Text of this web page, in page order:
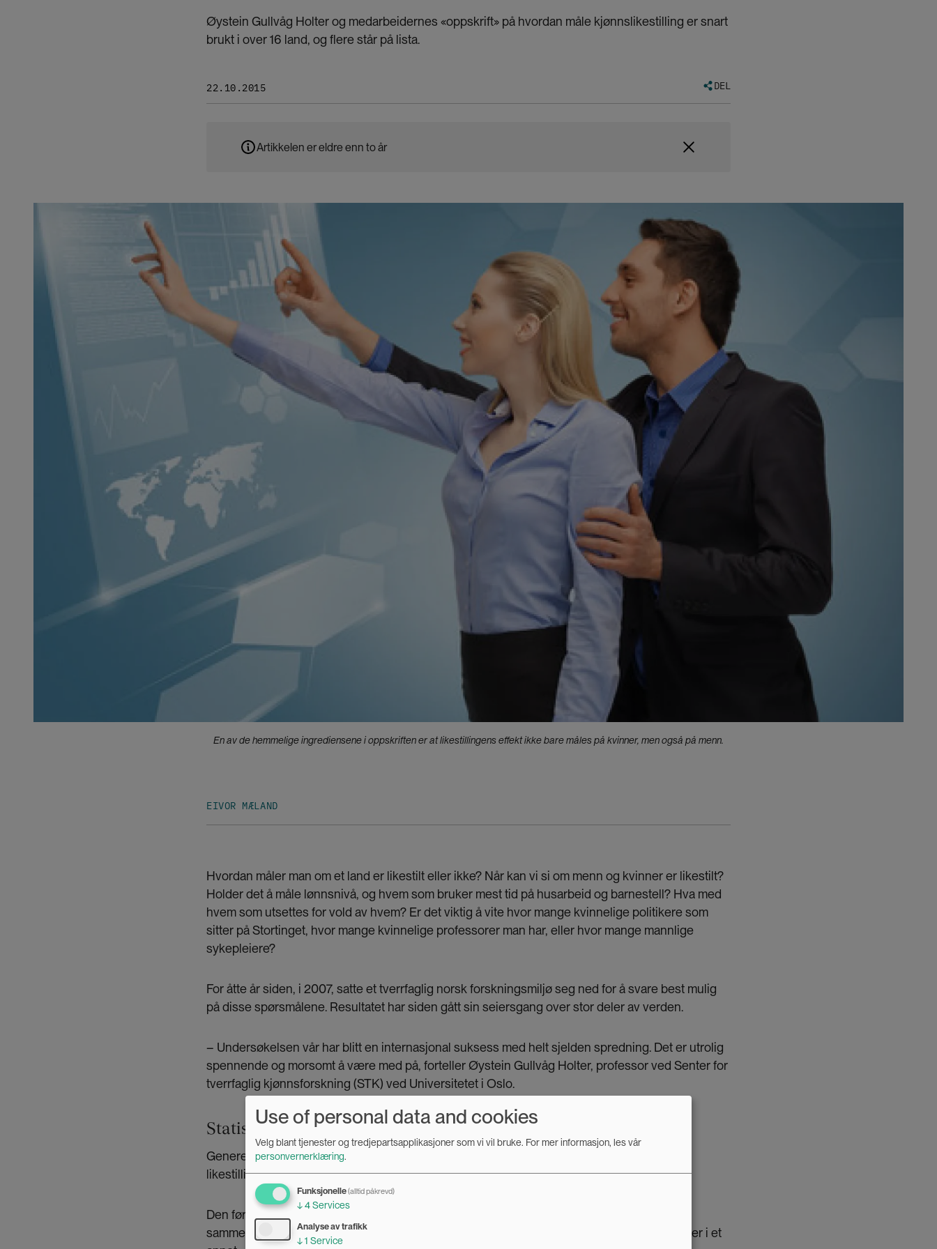
Øystein Gullvåg Holter og medarbeidernes «oppskrift» på hvordan måle kjønnslikestilling er snart
brukt i over 16 land, og flere står på lista.
22.10.2015 DEL
Artikkelen er eldre enn to år
En av de hemmelige ingrediensene i oppskriften er at likestillingens effekt ikke bare måles på kvinner, men også på menn.
EIVOR MÆLAND
Hvordan måler man om et land er likestilt eller ikke? Når kan vi si om menn og kvinner er likestilt?
Holder det å måle lønnsnivå, og hvem som bruker mest tid på husarbeid og barnestell? Hva med
hvem som utsettes for vold av hvem? Er det viktig å vite hvor mange kvinnelige politikere som
sitter på Stortinget, hvor mange kvinnelige professorer man har, eller hvor mange mannlige
sykepleiere?
For åtte år siden, i 2007, satte et tverrfaglig norsk forskningsmiljø seg ned for å svare best mulig
på disse spørsmålene. Resultatet har siden gått sin seiersgang over stor deler av verden.
– Undersøkelsen vår har blitt en internasjonal suksess med helt sjelden spredning. Det er utrolig
spennende og morsomt å være med på, forteller Øystein Gullvåg Holter, professor ved Senter for
tverrfaglig kjønnsforskning (STK) ved Universitetet i Oslo.
Statistikk og spørreundersøkelse
Generelt kan vi snakke om to hovedmetoder for hvordan måle eller si noe om graden av
likestilling i et område eller et land.
Den første modellen handler om overordnede mål og statistikk. Man kan for eksempel
sammenligne prosentandelen av yrkesaktive kvinner i et land med andel yrkesaktive kvinner i et
Use of personal data and cookies
Velg blant tjenester og tredjepartsapplikasjoner som vi vil bruke. For mer informasjon, les vår
personvernerklæring.
Funksjonelle(alltid påkrevd)
↓4Services
Analyse av trafikk
↓1 Service